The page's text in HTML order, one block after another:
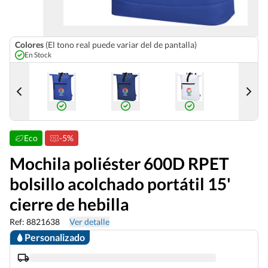
Colores (El tono real puede variar del de pantalla)
En Stock
Eco -5%
Mochila poliéster 600D RPET
bolsillo acolchado portátil 15'
cierre de hebilla
Ref: 8821638 Ver detalle
Personalizado